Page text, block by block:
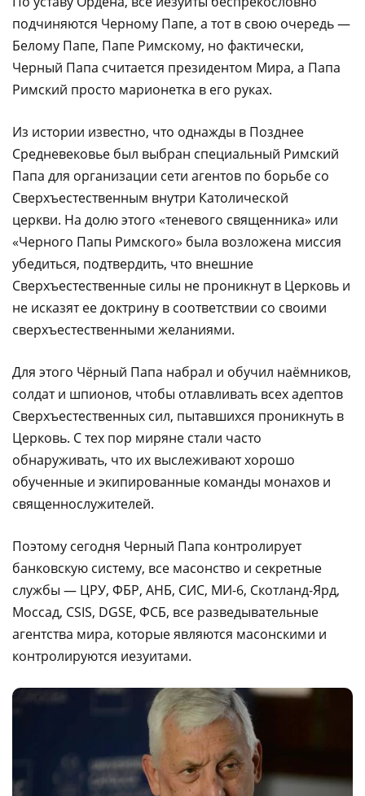
подчиняются Черному Папе, а тот в свою очередь —
Белому Папе, Папе Римскому, но фактически,
Черный Папа считается президентом Мира, а Папа
Римский просто марионетка в его руках.
Из истории известно, что однажды в Позднее
Средневековье был выбран специальный Римский
Папа для организации сети агентов по борьбе со
Сверхъестественным внутри Католической
церкви. На долю этого «теневого священника» или
«Черного Папы Римского» была возложена миссия
убедиться, подтвердить, что внешние
Сверхъестественные силы не проникнут в Церковь и
не исказят ее доктрину в соответствии со своими
сверхъестественными желаниями.
Для этого Чёрный Папа набрал и обучил наёмников,
солдат и шпионов, чтобы отлавливать всех адептов
Сверхъестественных сил, пытавшихся проникнуть в
Церковь. С тех пор миряне стали часто
обнаруживать, что их выслеживают хорошо
обученные и экипированные команды монахов и
священнослужителей.
Поэтому сегодня Черный Папа контролирует
банковскую систему, все масонство и секретные
службы — ЦРУ, ФБР, АНБ, СИС, МИ-6, Скотланд-Ярд,
Моссад, CSIS, DGSE, ФСБ, все разведывательные
агентства мира, которые являются масонскими и
контролируются иезуитами.